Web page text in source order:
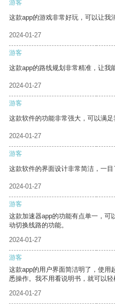
游客
这款app的游戏非常好玩，可以让我
2024-01-27
游客
这款app的路线规划非常精准，让我
2024-01-27
游客
这款软件的功能非常强大，可以满足
2024-01-27
游客
这款软件的界面设计非常简洁，一目
2024-01-27
游客
这款加速器app的功能有点单一，可
动切换线路的功能。
2024-01-27
游客
这款app的用户界面简洁明了，使用
悉操作。我不用看说明书，就可以轻
2024-01-27